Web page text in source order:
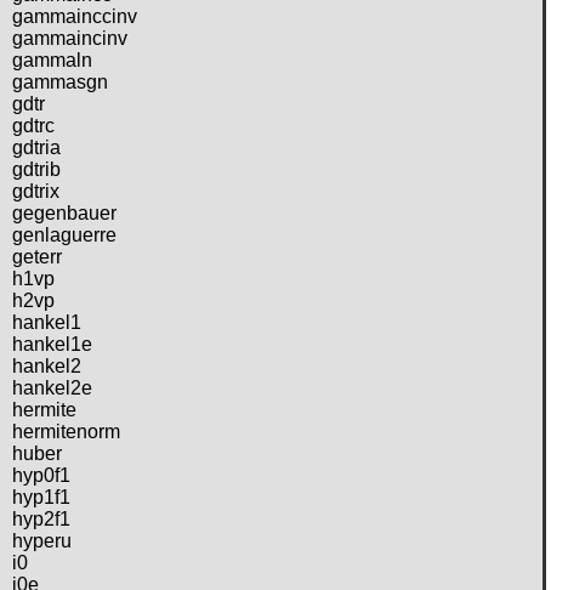
gammainccinv
gammaincinv
gammaln
gammasgn
gdtr
gdtrc
gdtria
gdtrib
gdtrix
gegenbauer
genlaguerre
geterr
h1vp
h2vp
hankel1
hankel1e
hankel2
hankel2e
hermite
hermitenorm
huber
hyp0f1
hyp1f1
hyp2f1
hyperu
i0
i0e